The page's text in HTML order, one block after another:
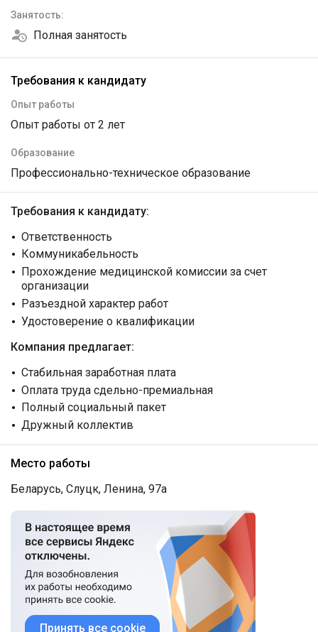
Занятость:
Полная занятость
Требования к кандидату
Опыт работы
Опыт работы от 2 лет
Образование
Профессионально-техническое образование
Требования к кандидату:
Ответственность
Коммуникабельность
Прохождение медицинской комиссии за счет
организации
Разъездной характер работ
Удостоверение о квалификации
Компания предлагает:
Стабильная заработная плата
Оплата труда сдельно-премиальная
Полный социальный пакет
Дружный коллектив
Место работы
Беларусь, Слуцк, Ленина, 97а
Принять все cookie